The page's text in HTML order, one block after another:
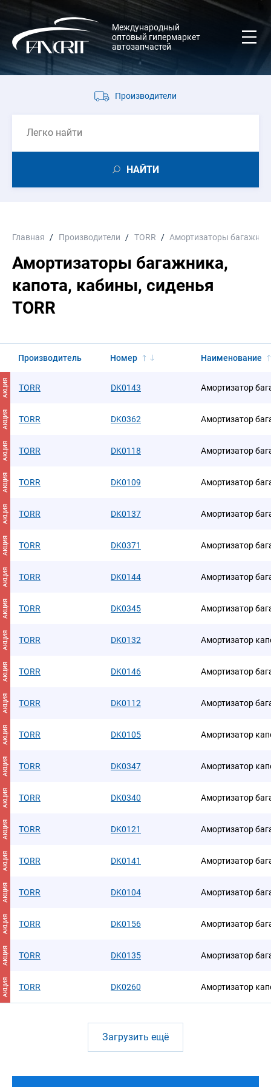
Международный
оптовый гипермаркет
автозапчастей
Производители
НАЙТИ
Главная Производители TORR Амортизаторы
Амортизаторы багажника,
капота, кабины, сиденья
TORR
Производитель Номер Наименование
АКЦИЯ TORR DK0143 Амортизатор
АКЦИЯ TORR DK0362 Амортизатор
АКЦИЯ TORR DK0118 Амортизатор
АКЦИЯ TORR DK0109 Амортизатор
АКЦИЯ TORR DK0137 Амортизатор
АКЦИЯ TORR DK0371 Амортизатор
АКЦИЯ TORR DK0144 Амортизатор
АКЦИЯ TORR DK0345 Амортизатор
АКЦИЯ TORR DK0132 Амортизатор
АКЦИЯ TORR DK0146 Амортизатор
АКЦИЯ TORR DK0112 Амортизатор
АКЦИЯ TORR DK0105 Амортизатор
АКЦИЯ TORR DK0347 Амортизатор
АКЦИЯ TORR DK0340 Амортизатор
АКЦИЯ TORR DK0121 Амортизатор
АКЦИЯ TORR DK0141 Амортизатор
АКЦИЯ TORR DK0104 Амортизатор
АКЦИЯ TORR DK0156 Амортизатор
АКЦИЯ TORR DK0135 Амортизатор
АКЦИЯ TORR DK0260 Амортизатор
Загрузить ещё